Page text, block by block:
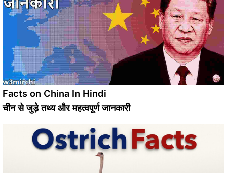
Facts on China In Hindi
चीन से जुड़े तथ्य और महत्वपूर्ण जानकारी